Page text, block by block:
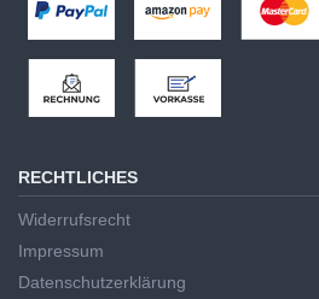
RECHTLICHES
Widerrufsrecht
Impressum
Datenschutzerklärung